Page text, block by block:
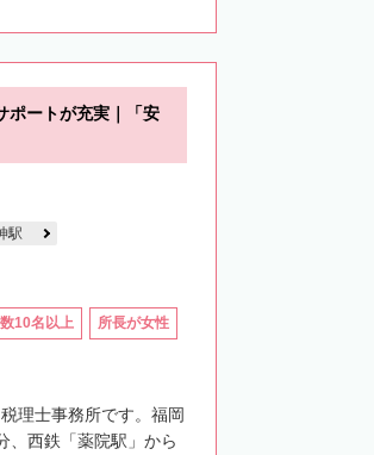
ポートが充実｜「安
駅
10名以上 所長が女性
理士事務所です。福岡
、西鉄「薬院駅」から